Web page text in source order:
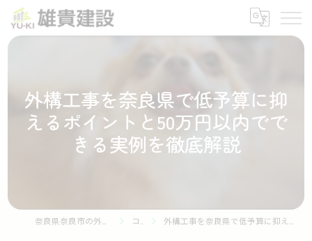
外構工事を奈良県で低予算に抑
えるポイントと50万円以内でで
きる実例を徹底解説
コラム 外構工事を奈良県で低予算に抑えるポイントと50万円以内でできる実例を徹底解説